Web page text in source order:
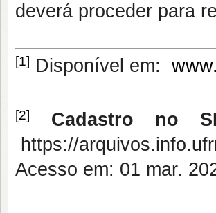
deverá proceder para
[1] Disponível em:
[2]
Cadastro no
https://
Acesso em: 01 mar.